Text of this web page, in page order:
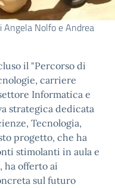
Angela Nolfo e Andrea
il "Percorso di
carriere
Informatica e
strategica dedicata
Tecnologia,
progetto, che ha
stimolanti in aula e
offerto ai
sul futuro